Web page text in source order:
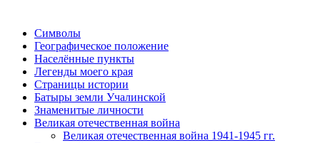
Символы
Географическое положение
Населённые пункты
Легенды моего края
Страницы истории
Батыры земли Учалинской
Знаменитые личности
Великая отечественная война
Великая отечественная война 1941-1945 гг.